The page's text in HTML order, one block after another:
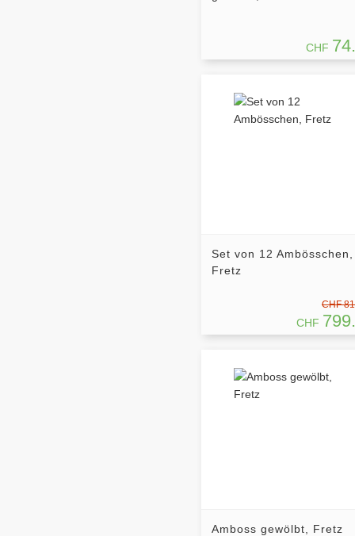
CHF
Set von 12 Ambösschen,
Fretz
CHF
CHF
Amboss gewölbt, Fretz